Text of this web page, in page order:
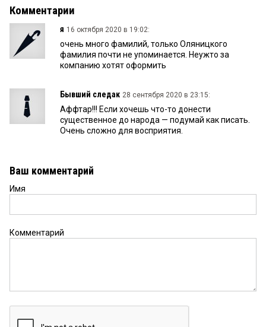
Комментарии
я 16 октября 2020 в 19:02:
очень много фамилий, только Оляницкого
фамилия почти не упоминается. Неужто за
компанию хотят оформить
Бывший следак 28 сентября 2020 в 23:15:
Аффтар!!! Если хочешь что-то донести
существенное до народа — подумай как писать.
Очень сложно для восприятия.
Ваш комментарий
Имя
Комментарий